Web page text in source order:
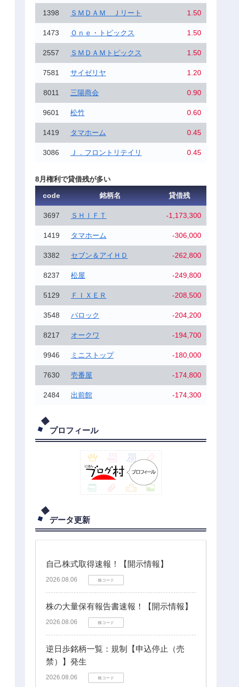
1398 ＳＭＤＡＭ Ｊリート 1.50
1473 Ｏｎｅ・トピックス 1.50
2557 ＳＭＤＡＭトピックス 1.50
7581 サイゼリヤ 1.20
8011 三陽商会 0.90
9601 松竹 0.60
1419 タマホーム 0.45
3086 Ｊ．フロントリテイリ 0.45
8月権利で貸借残が多い
code
銘柄名 貸借残
3697 ＳＨＩＦＴ -1,173,300
1419 タマホーム -306,000
3382 セブン＆アイＨＤ -262,800
8237 松屋 -249,800
5129 ＦＩＸＥＲ -208,500
3548 バロック -204,200
8217 オークワ -194,700
9946 ミニストップ -180,000
7630 壱番屋 -174,800
2484 出前館 -174,300
プロフィール
データ更新
自己株式取得速報！【開示情報】
2026.08.06 株コード
株の大量保有報告書速報！【開示情報】
2026.08.06 株コード
逆日歩銘柄一覧：規制【申込停止（売
禁）】発生
2026.08.06 株コード